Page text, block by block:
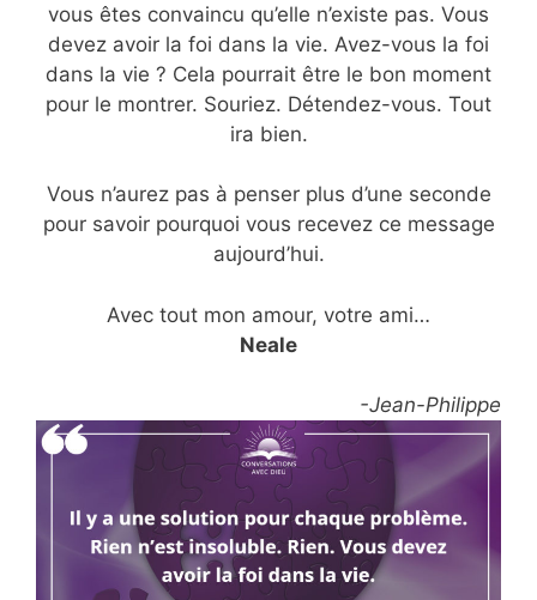
vous êtes convaincu qu’elle n’existe pas. Vous
devez avoir la foi dans la vie. Avez-vous la foi
dans la vie ? Cela pourrait être le bon moment
pour le montrer. Souriez. Détendez-vous. Tout
ira bien.
Vous n’aurez pas à penser plus d’une seconde
pour savoir pourquoi vous recevez ce message
aujourd’hui.
Avec tout mon amour, votre ami…
Neale
-Jean-Philippe